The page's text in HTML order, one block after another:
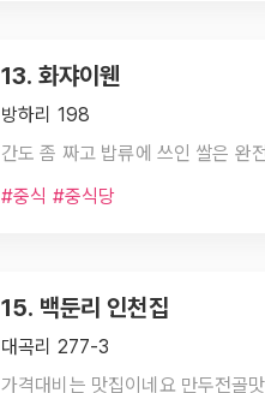
13. 화쟈이웬
방하리 198
#중식 #중식당
15. 백둔리 인천집
대곡리 277-3